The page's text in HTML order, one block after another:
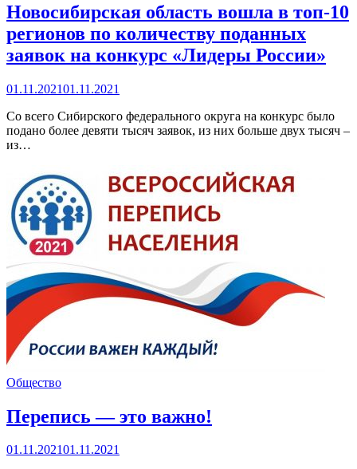
Новосибирская область вошла в топ-10
регионов по количеству поданных
заявок на конкурс «Лидеры России»
01.11.202101.11.2021
Со всего Сибирского федерального округа на конкурс было
подано более девяти тысяч заявок, из них больше двух тысяч –
из…
Общество
Перепись — это важно!
01.11.202101.11.2021